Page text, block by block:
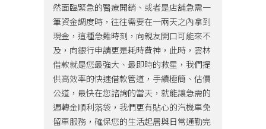
然面臨緊急的醫療開銷、或者是店舖急需一
筆資金調度時，往往需要在一兩天之內拿到
現金，這種急難時刻，向親友開口可能來不
及，向銀行申請更是耗時費神，此時，雲林
借款就是您最強大、最即時的救星，我們提
供高效率的快速借款管道，手續極簡、估價
公道，最快在您諮詢的當天，就能讓急需的
週轉金順利落袋，我們更有貼心的汽機車免
留車服務，確保您的生活起居與日常通勤完